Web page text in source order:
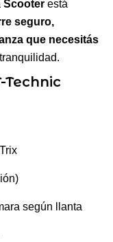
Scooter está
seguro,
que necesitás
Technic
según llanta